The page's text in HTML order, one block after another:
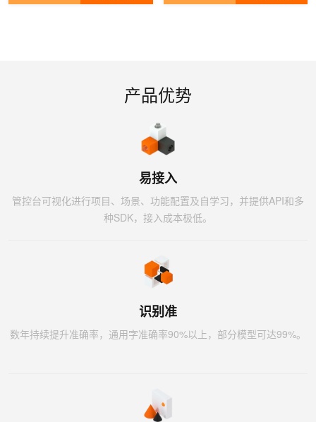
产品优势
易接入
管控台可视化进行项目、场景、功能配置及自学习，并提供API和多
种SDK，接入成本极低。
识别准
数年持续提升准确率，通用字准确率90%以上，部分模型可达99%。